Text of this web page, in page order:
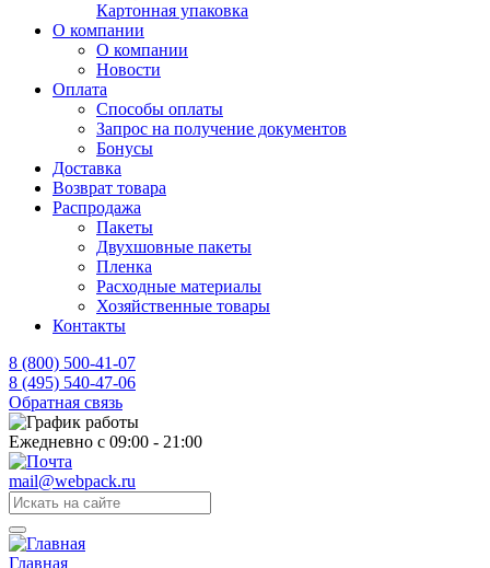
Картонная упаковка
О компании
О компании
Новости
Оплата
Способы оплаты
Запрос на получение документов
Бонусы
Доставка
Возврат товара
Распродажа
Пакеты
Двухшовные пакеты
Пленка
Расходные материалы
Хозяйственные товары
Контакты
8 (800) 500-41-07
8 (495) 540-47-06
Обратная связь
Ежедневно с 09:00 - 21:00
mail@webpack.ru
Главная